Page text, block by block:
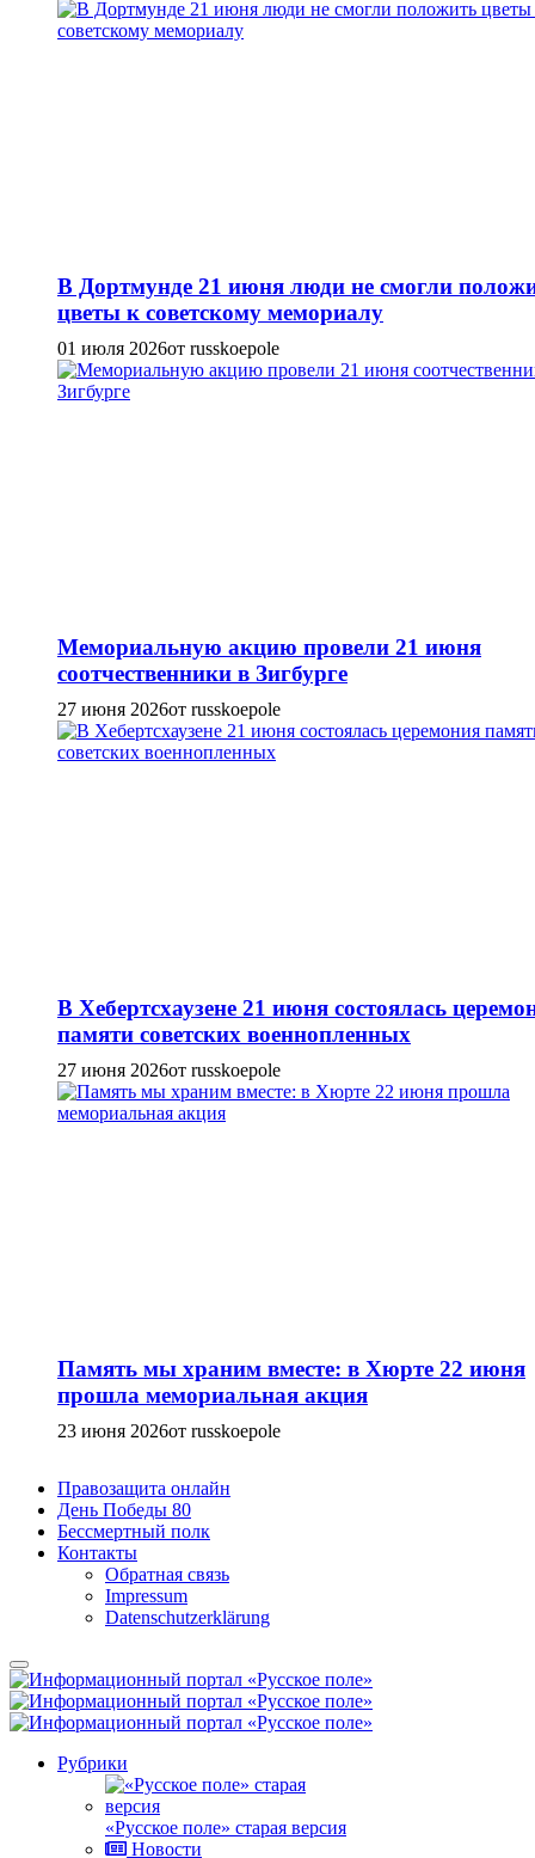
В Дортмунде 21 июня люди не смогли
цветы к советскому мемориалу
01 июля 2026от russkoepole
Мемориальную акцию провели 21 июня
соотчественники в Зигбурге
27 июня 2026от russkoepole
В Хебертсхаузене 21 июня состоялась
памяти советских военнопленных
27 июня 2026от russkoepole
Память мы храним вместе: в Хюрте 22 июня
прошла мемориальная акция
23 июня 2026от russkoepole
Правозащита онлайн
День Победы 80
Бессмертный полк
Контакты
Обратная связь
Impressum
Datenschutzerklärung
Рубрики
«Русское поле» старая версия
Новости